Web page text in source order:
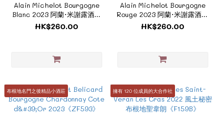
Alain Michelot Bourgogne
Blanc 2023 阿蘭·米謝露酒莊
白酒《ZTF415》
HK$260.00
Alain Michelot Bourgogne
Rouge 2023 阿蘭·米謝露酒莊
《ZTF414》
HK$260.00
布根地名門之後精品小酒莊 擁有 120 位成員的大合作社